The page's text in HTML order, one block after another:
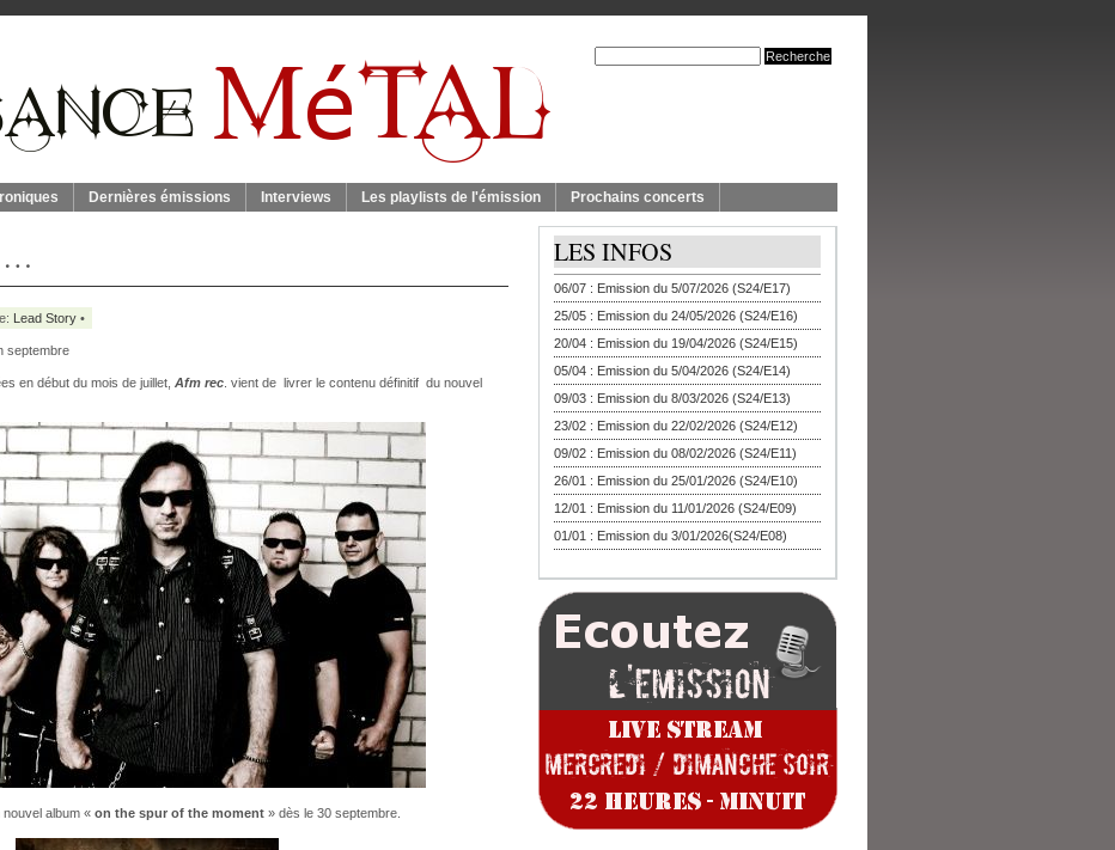
Dernières émissions Interviews Les playlists de l'émission Prochains concerts
…
Lead Story •
septembre
en début du mois de juillet, Afm rec . vient de livrer le contenu définitif du nouvel
album « on the spur of the moment » dès le 30 septembre.
LES INFOS
06/07 : Emission du 5/07/2026 (S24/E17)
25/05 : Emission du 24/05/2026 (S24/E16)
20/04 : Emission du 19/04/2026 (S24/E15)
05/04 : Emission du 5/04/2026 (S24/E14)
09/03 : Emission du 8/03/2026 (S24/E13)
23/02 : Emission du 22/02/2026 (S24/E12)
09/02 : Emission du 08/02/2026 (S24/E11)
26/01 : Emission du 25/01/2026 (S24/E10)
12/01 : Emission du 11/01/2026 (S24/E09)
01/01 : Emission du 3/01/2026(S24/E08)